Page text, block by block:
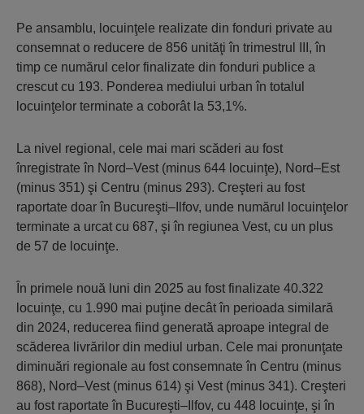
Pe ansamblu, locuinţele realizate din fonduri private au
consemnat o reducere de 856 unităţi în trimestrul III, în
timp ce numărul celor finalizate din fonduri publice a
crescut cu 193. Ponderea mediului urban în totalul
locuinţelor terminate a coborât la 53,1%.
La nivel regional, cele mai mari scăderi au fost
înregistrate în Nord–Vest (minus 644 locuinţe), Nord–Est
(minus 351) şi Centru (minus 293). Creşteri au fost
raportate doar în Bucureşti–Ilfov, unde numărul locuinţelor
terminate a urcat cu 687, şi în regiunea Vest, cu un plus
de 57 de locuinţe.
În primele nouă luni din 2025 au fost finalizate 40.322
locuinţe, cu 1.990 mai puţine decât în perioada similară
din 2024, reducerea fiind generată aproape integral de
scăderea livrărilor din mediul urban. Cele mai pronunţate
diminuări regionale au fost consemnate în Centru (minus
868), Nord–Vest (minus 614) şi Vest (minus 341). Creşteri
au fost raportate în Bucureşti–Ilfov, cu 448 locuinţe, şi în